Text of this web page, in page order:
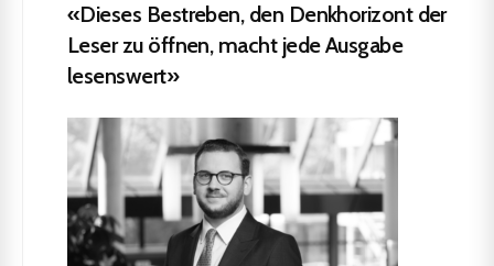
«Dieses Bestreben, den Denkhorizont der
Leser zu öffnen, macht jede Ausgabe
lesenswert»